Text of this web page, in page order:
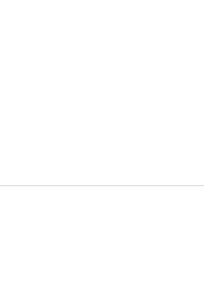
be speaking a
to change to: